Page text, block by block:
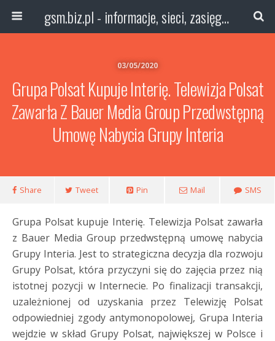
gsm.biz.pl - informacje, sieci, zasięg technologie
03/05/2020
Grupa Polsat Kupuje Interię. Telewizja Polsat
Zawarła Z Bauer Media Group Przedwstępną
Umowę Nabycia Grupy Interia
Share Tweet Pin Mail SMS
Grupa Polsat kupuje Interię. Telewizja Polsat zawarła
z Bauer Media Group przedwstępną umowę nabycia
Grupy Interia. Jest to strategiczna decyzja dla rozwoju
Grupy Polsat, która przyczyni się do zajęcia przez nią
istotnej pozycji w Internecie. Po finalizacji transakcji,
uzależnionej od uzyskania przez Telewizję Polsat
odpowiedniej zgody antymonopolowej, Grupa Interia
wejdzie w skład Grupy Polsat, największej w Polsce i